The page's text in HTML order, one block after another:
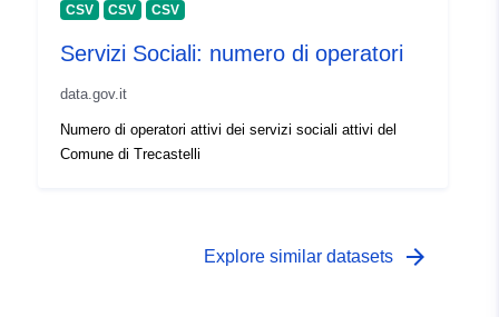
CSV CSV CSV
Servizi Sociali: numero di operatori
data.gov.it
Numero di operatori attivi dei servizi sociali attivi del
Comune di Trecastelli
Explore similar datasets arrow_forward